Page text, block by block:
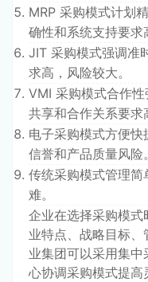
MRP 采购模式计划
确性和系统支持要求
JIT 采购模式强调准
求高，风险较大。
VMI 采购模式合作
共享和合作关系要求
电子采购模式方便
信誉和产品质量风险。
传统采购模式管理
难。
企业在选择采购模
业特点、战略目标
业集团可以采用集
心协调采购模式提